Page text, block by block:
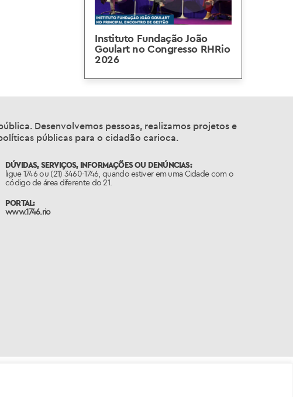
Instituto Fundação João
Goulart no Congresso RHRio
2026
Desenvolvemos pessoas, realizamos projetos e
públicas para o cidadão carioca.
DÚVIDAS, SERVIÇOS, INFORMAÇÕES OU DENÚNCIAS:
ligue 1746 ou (21) 3460-1746, quando estiver em uma Cidade com o
código de área diferente do 21.
PORTAL:
www.1746.rio